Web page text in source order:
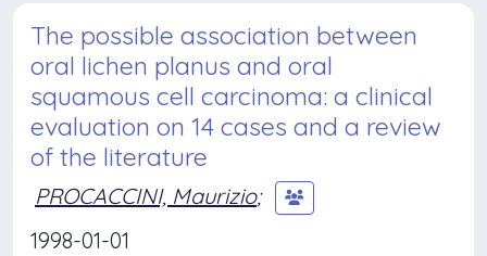
The possible association between
oral lichen planus and oral
squamous cell carcinoma: a clinical
evaluation on 14 cases and a review
of the literature
PROCACCINI, Maurizio;
1998-01-01